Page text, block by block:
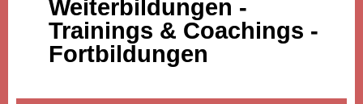
Weiterbildungen -
Trainings & Coachings -
Fortbildungen